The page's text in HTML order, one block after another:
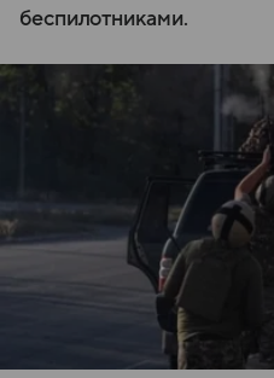
беспилотниками.